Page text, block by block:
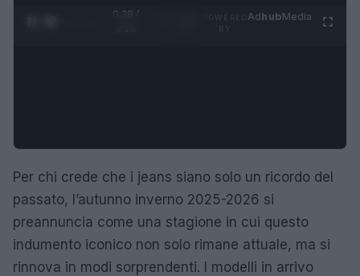
0:28 /
AdhubMedia
Per chi crede che i jeans siano solo un ricordo del
passato, l’autunno inverno 2025-2026 si
preannuncia come una stagione in cui questo
indumento iconico non solo rimane attuale, ma si
rinnova in modi sorprendenti. I modelli in arrivo